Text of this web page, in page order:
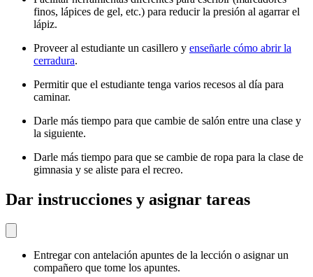
finos, lápices de gel, etc.) para reducir la presión al agarrar el
lápiz.
Proveer al estudiante un casillero y enseñarle cómo abrir la
cerradura.
Permitir que el estudiante tenga varios recesos al día para
caminar.
Darle más tiempo para que cambie de salón entre una clase y
la siguiente.
Darle más tiempo para que se cambie de ropa para la clase de
gimnasia y se aliste para el recreo.
Dar instrucciones y asignar tareas
Entregar con antelación apuntes de la lección o asignar un
compañero que tome los apuntes.